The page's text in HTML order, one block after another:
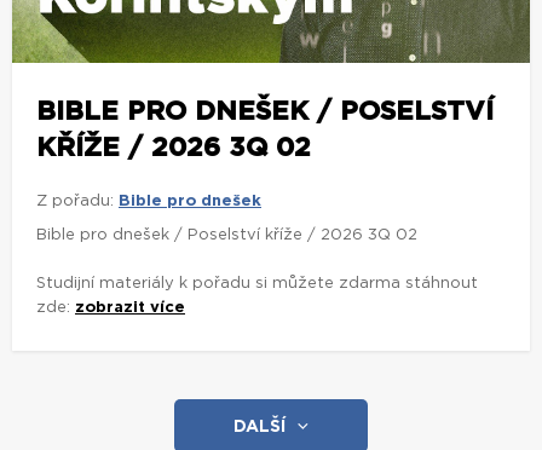
BIBLE PRO DNEŠEK / POSELSTVÍ
KŘÍŽE / 2026 3Q 02
Z pořadu: Bible pro dnešek
Bible pro dnešek / Poselství kříže / 2026 3Q 02
Studijní materiály k pořadu si můžete zdarma stáhnout
zde: zobrazit více
DALŠÍ